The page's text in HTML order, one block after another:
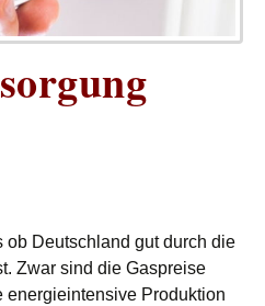
ob Deutschland gut durch die
Zwar sind die Gaspreise
energieintensive Produktion